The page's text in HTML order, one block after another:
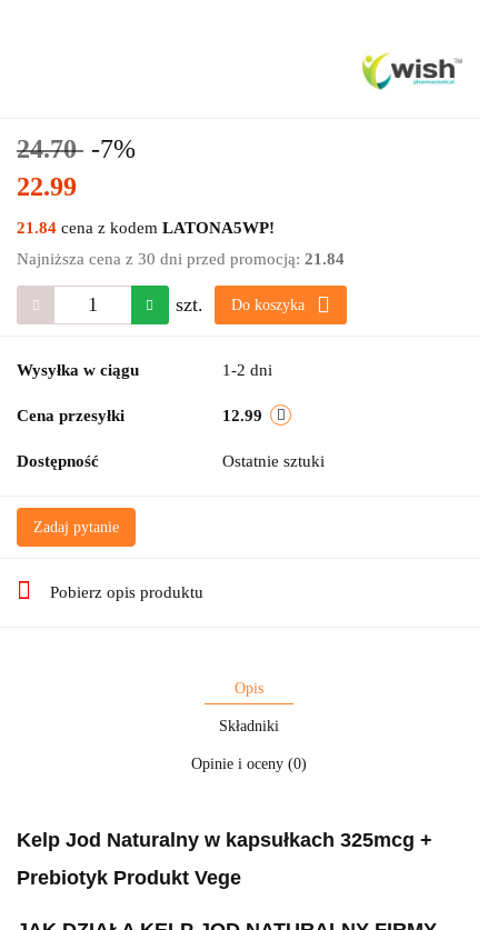
24.70 -7%
22.99
21.84 cena z kodem LATONA5WP!
Najniższa cena z 30 dni przed promocją: 21.84
szt. Do koszyka
Wysyłka w ciągu 1-2 dni
Cena przesyłki 12.99
Dostępność Ostatnie sztuki
Zadaj pytanie
Pobierz opis produktu
Opis
Składniki
Opinie i oceny (0)
Kelp Jod Naturalny w kapsułkach 325mcg +
Prebiotyk Produkt Vege